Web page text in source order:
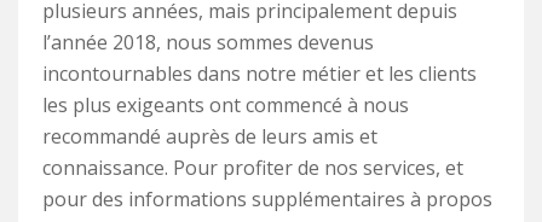
plusieurs années, mais principalement depuis
l’année 2018, nous sommes devenus
incontournables dans notre métier et les clients
les plus exigeants ont commencé à nous
recommandé auprès de leurs amis et
connaissance. Pour profiter de nos services, et
pour des informations supplémentaires à propos